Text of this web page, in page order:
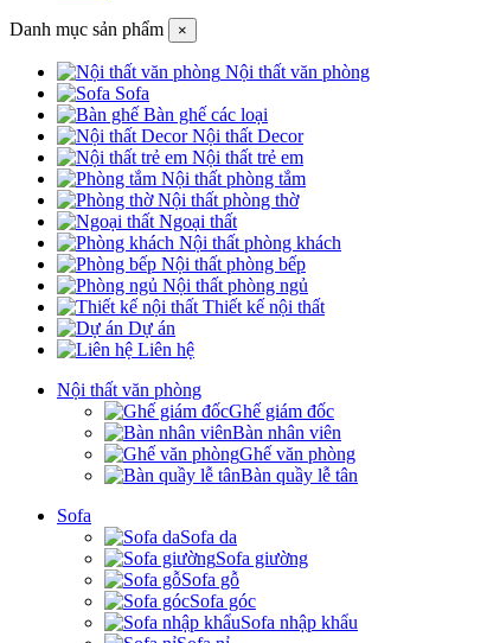
Danh mục sản phẩm ×
Nội thất văn phòng
Sofa
Bàn ghế các loại
Nội thất Decor
Nội thất trẻ em
Nội thất phòng tắm
Nội thất phòng thờ
Ngoại thất
Nội thất phòng khách
Nội thất phòng bếp
Nội thất phòng ngủ
Thiết kế nội thất
Dự án
Liên hệ
Nội thất văn phòng
Ghế giám đốc
Bàn nhân viên
Ghế văn phòng
Bàn quầy lễ tân
Sofa
Sofa da
Sofa giường
Sofa gỗ
Sofa góc
Sofa nhập khẩu